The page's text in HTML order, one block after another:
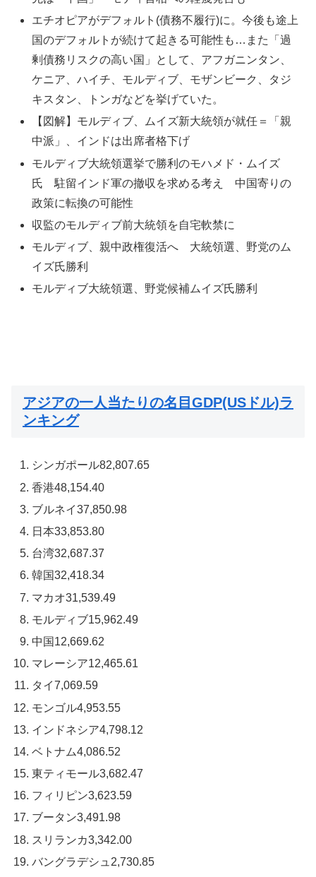
エチオピアがデフォルト(債務不履行)に。今後も途上
国のデフォルトが続けて起きる可能性も…また「過
剰債務リスクの高い国」として、アフガニンタン、
ケニア、ハイチ、モルディブ、モザンビーク、タジ
キスタン、トンガなどを挙げていた。
【図解】モルディブ、ムイズ新大統領が就任＝「親
中派」、インドは出席者格下げ
モルディブ大統領選挙で勝利のモハメド・ムイズ
氏 駐留インド軍の撤収を求める考え 中国寄りの
政策に転換の可能性
収監のモルディブ前大統領を自宅軟禁に
モルディブ、親中政権復活へ 大統領選、野党のム
イズ氏勝利
モルディブ大統領選、野党候補ムイズ氏勝利
アジアの一人当たりの名目GDP(USドル)ラ
ンキング
シンガポール82,807.65
香港48,154.40
ブルネイ37,850.98
日本33,853.80
台湾32,687.37
韓国32,418.34
マカオ31,539.49
モルディブ15,962.49
中国12,669.62
マレーシア12,465.61
タイ7,069.59
モンゴル4,953.55
インドネシア4,798.12
ベトナム4,086.52
東ティモール3,682.47
フィリピン3,623.59
ブータン3,491.98
スリランカ3,342.00
バングラデシュ2,730.85